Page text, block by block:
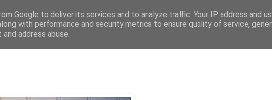
Google to deliver its services and to analyze traffic. Your IP address and
with performance and security metrics to ensure quality of service,
address abuse.